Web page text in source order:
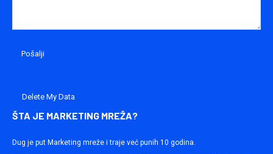
Delete My Data
ŠTA JE MARKETING MREŽA?
Dug je put Marketing mreže i traje već punih 10 godina.